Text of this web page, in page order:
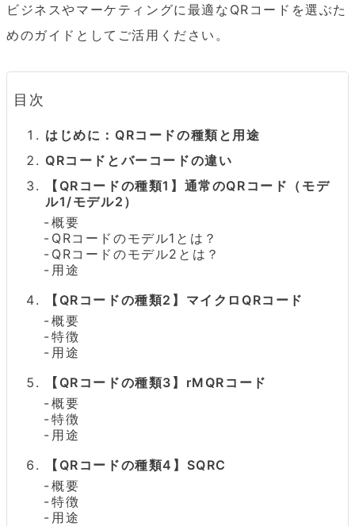
ビジネスやマーケティングに最適なQRコードを選ぶた
めのガイドとしてご活用ください。
目次
はじめに：QRコードの種類と用途
QRコードとバーコードの違い
【QRコードの種類1】通常のQRコード（モデ
ル1/モデル2）
概要
QRコードのモデル1とは？
QRコードのモデル2とは？
用途
【QRコードの種類2】マイクロQRコード
概要
特徴
用途
【QRコードの種類3】rMQRコード
概要
特徴
用途
【QRコードの種類4】SQRC
概要
特徴
用途